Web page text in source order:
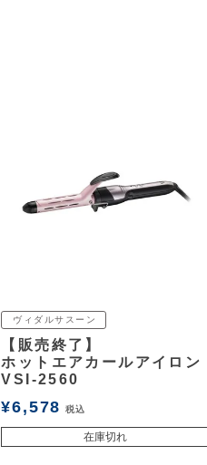
ヴィダルサスーン
【販売終了】
ホットエアカールアイロン
VSI-2560
¥6,578 税込
在庫切れ